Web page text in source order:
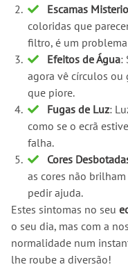
Escamas
coloridas que
filtro, é um
Efeitos de Água:
agora vê círculos ou
que piore.
Fugas de Luz:
como se o ecrã
falha.
Cores
as cores não
pedir ajuda.
Estes sintomas no seu
o seu dia, mas com a
normalidade num
lhe roube a diversão!